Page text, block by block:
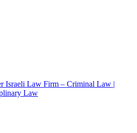
Israeli Law Firm – Criminal Law |
Law